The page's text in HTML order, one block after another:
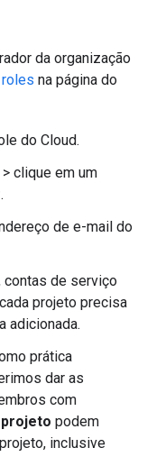
da organização
roles na página do
do Cloud.
> clique em um
.
de e-mail do
contas de serviço
projeto precisa
adicionada.
prática
dar as
com
podem
inclusive